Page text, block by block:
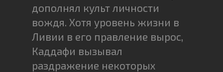
дополнял культ личности
вождя. Хотя уровень жизни в
Ливии в его правление вырос,
Каддафи вызывал
раздражение некоторых